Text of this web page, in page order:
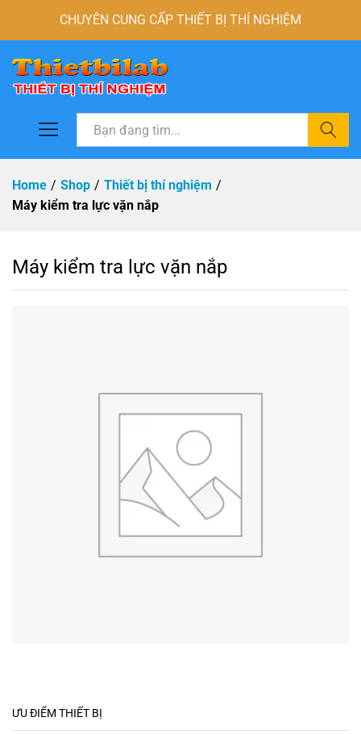
CHUYÊN CUNG CẤP THIẾT BỊ THÍ NGHIỆM
Tìm
Home / Shop / Thiết bị thí nghiệm /
Máy kiểm tra lực vặn nắp
Máy kiểm tra lực vặn nắp
ƯU ĐIỂM THIẾT BỊ